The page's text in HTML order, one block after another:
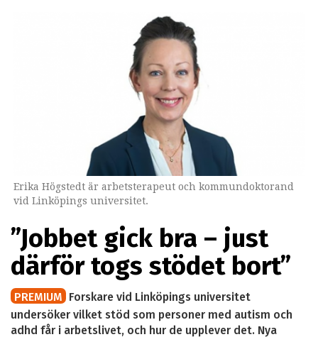
Erika Högstedt är arbetsterapeut och kommundoktorand
vid Linköpings universitet.
”Jobbet gick bra – just
därför togs stödet bort”
PREMIUM Forskare vid Linköpings universitet
undersöker vilket stöd som personer med autism och
adhd får i arbetslivet, och hur de upplever det. Nya